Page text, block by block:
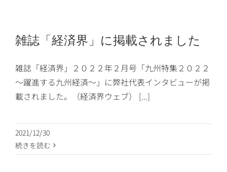
雑誌「経済界」に掲載されました
雑誌「経済界」２０２２年２月号「九州特集２０２２
～躍進する九州経済～」に弊社代表インタビューが掲
載されました。（経済界ウェブ） [...]
2021/12/30
続きを読む